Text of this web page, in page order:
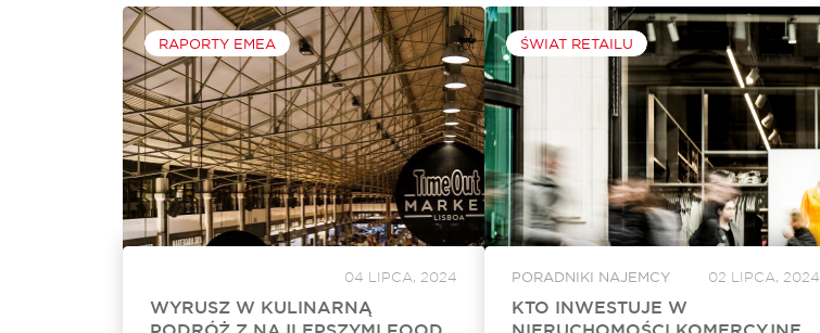
nowych obiektów handlowych, a w budowie
pozostaje...
sfinalizować transakcję. Mimo to...
RAPORTY EMEA
04 LIPCA, 2024
WYRUSZ W KULINARNĄ
ŚWIAT RETAILU
PORADNIKI NAJEMCY 02 LIPCA, 2024
KTO INWESTUJE W